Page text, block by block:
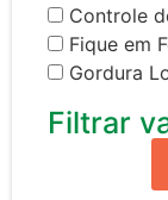
Controle
Fique em
Gordura
Filtrar